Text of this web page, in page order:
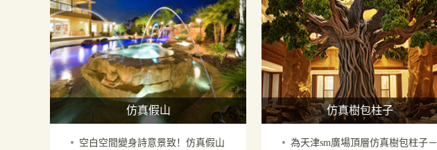
仿真假山
空白空間變身詩意景致！仿真假山
仿真樹包柱子
為天津sm廣場頂層仿真樹包柱子－